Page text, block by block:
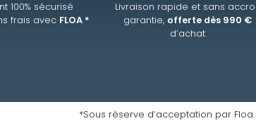
100% sécurisé
frais avec FLOA *
Livraison rapide et sans
garantie, offerte dès 990 €
d’achat
*Sous réserve d’acceptation par